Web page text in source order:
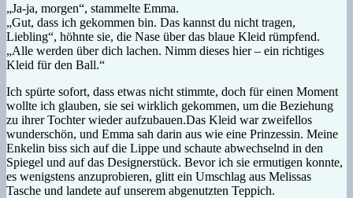
„Ja-ja, morgen“, stammelte Emma.
„Gut, dass ich gekommen bin. Das kannst du nicht tragen,
Liebling“, höhnte sie, die Nase über das blaue Kleid rümpfend.
„Alle werden über dich lachen. Nimm dieses hier – ein richtiges
Kleid für den Ball.“
Ich spürte sofort, dass etwas nicht stimmte, doch für einen Moment
wollte ich glauben, sie sei wirklich gekommen, um die Beziehung
zu ihrer Tochter wieder aufzubauen.Das Kleid war zweifellos
wunderschön, und Emma sah darin aus wie eine Prinzessin. Meine
Enkelin biss sich auf die Lippe und schaute abwechselnd in den
Spiegel und auf das Designerstück. Bevor ich sie ermutigen konnte,
es wenigstens anzuprobieren, glitt ein Umschlag aus Melissas
Tasche und landete auf unserem abgenutzten Teppich.